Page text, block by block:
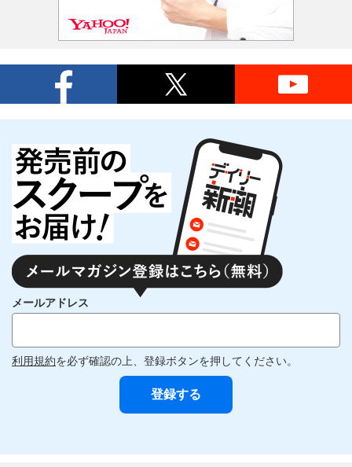
メールアドレス
利用規約を必ず確認の上、登録ボタンを押してください。